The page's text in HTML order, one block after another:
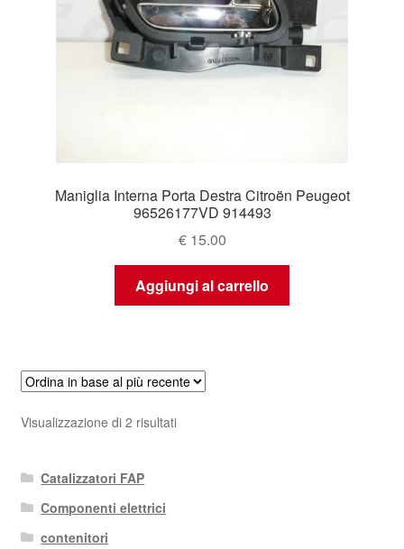
Maniglia Interna Porta Destra Citroën Peugeot
96526177VD 914493
€15.00
Aggiungi al carrello
Visualizzazione di 2 risultatiOrdina
Catalizzatori FAP
Componenti elettrici
contenitori